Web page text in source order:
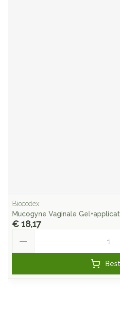
Biocodex
Mucogyne Vaginale
€ 18,17